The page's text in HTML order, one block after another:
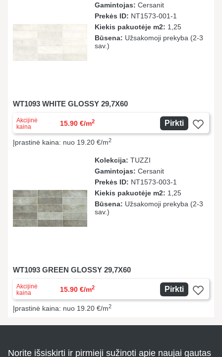
Gamintojas: Cersanit
Prekės ID: NT1573-001-1
Kiekis pakuotėje m2: 1,25
Būsena: Užsakomoji prekyba (2-3
sav.)
WT1093 WHITE GLOSSY 29,7X60
Akcijinė
kaina
15.90 €/m2 Pirkti
Įprastinė kaina: nuo 19.20 €/m2
Kolekcija: TUZZI
Gamintojas: Cersanit
Prekės ID: NT1573-003-1
Kiekis pakuotėje m2: 1,25
Būsena: Užsakomoji prekyba (2-3
sav.)
WT1093 GREEN GLOSSY 29,7X60
Akcijinė
kaina
15.90 €/m2 Pirkti
Įprastinė kaina: nuo 19.20 €/m2
Norite išsiskirti ir pirmieji sužinoti apie naujai gautas